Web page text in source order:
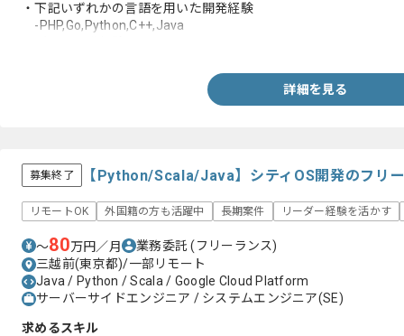
・下記いずれかの言語を用いた開発経験
-PHP,Go,Python,C++,Java
詳細を見る
募集終了 【Python/Scala/Java】シティOS開発のフリ
リモートOK 外国籍の方も活躍中 長期案件 リーダー経験を活かす
〜80万円／月 業務委託(フリーランス)
三越前(東京都)/一部リモート
Java / Python / Scala / Google Cloud Platform
サーバーサイドエンジニア / システムエンジニア(SE)
求めるスキル